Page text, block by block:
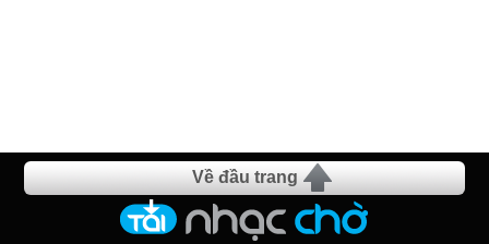
Về đầu trang